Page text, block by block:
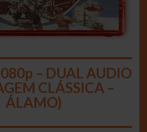
– DUAL AUDIO
CLÁSSICA –
ÁLAMO)